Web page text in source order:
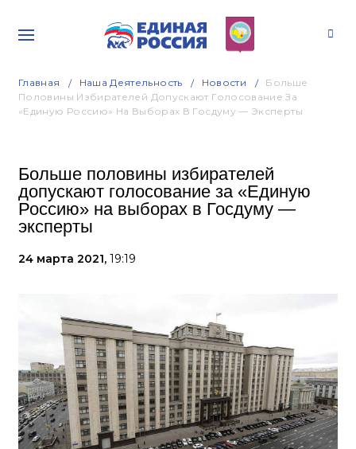
Главная Наша Деятельность Новости
Больше
Половины Избирателей Допускают Голосование За
«Единую Россию» На Выборах В Госдуму — Эксперты
Больше половины избирателей
допускают голосование за «Единую
Россию» на выборах в Госдуму —
эксперты
24 марта 2021, 19:19